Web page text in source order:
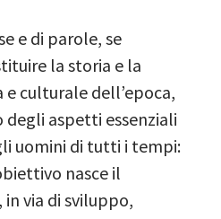
e di parole, se
la storia e la
culturale dell’epoca,
aspetti essenziali
uomini di tutti i tempi:
nasce il
via di sviluppo,